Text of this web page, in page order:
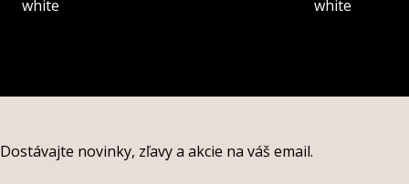
Dostávajte novinky, zľavy a akcie na váš email.